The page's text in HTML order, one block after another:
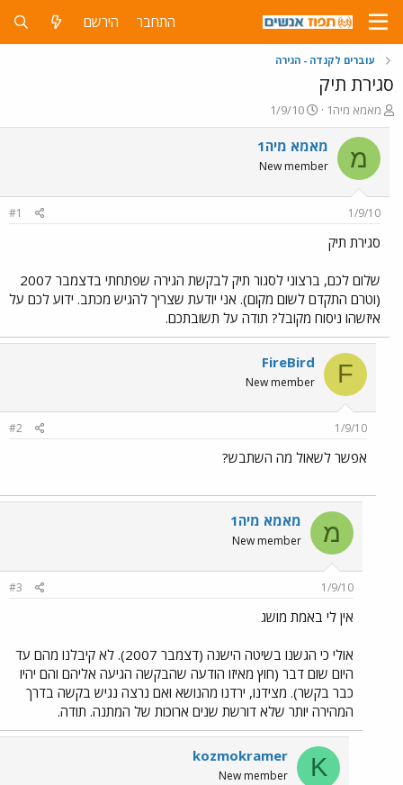
התחבר הירשם
עוברים לקנדה - הגירה
סגירת תיק
פ
ו
ת
ח
ה
ו
ש
א
מאמא מיה1
פ
ו
ר
ם
1/9/10
מ מאמא מיה1
New member
1/9/10
#1
סגירת תיק
שלום לכם, ברצוני לסגור תיק לבקשת הגירה שפתחתי בדצמבר 2007
(וטרם התקדם לשום מקום). אני יודעת שצריך להגיש מכתב. ידוע לכם על
איזשהו ניסוח מקובל? תודה על תשובתכם.
F
FireBird
New member
1/9/10
#2
אפשר לשאול מה השתבש?
מ מאמא מיה1
New member
1/9/10
#3
אין לי באמת מושג
אולי כי הגשנו בשיטה הישנה (דצמבר 2007). לא קיבלנו מהם עד
היום שום דבר (חוץ מאיזו הודעה שהבקשה הגיעה אליהם והם יהיו
כבר בקשר). מצידנו, ירדנו מהנושא ואם נרצה נגיש בקשה בדרך
המהירה יותר שלא דורשת שנים ארוכות של המתנה. תודה.
K
kozmokramer
New member